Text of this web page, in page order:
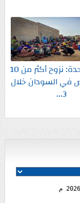
الأمم المتحدة: نزوح أكثر من 10
في السودان خلال
3...
2026 م